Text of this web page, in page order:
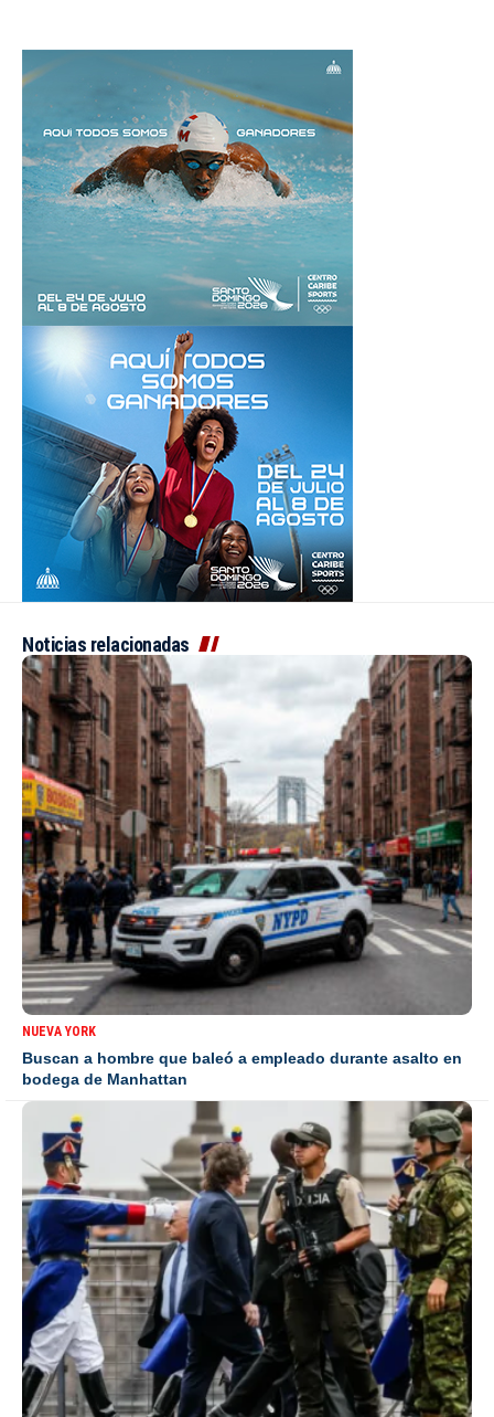
Noticias relacionadas
NUEVA YORK
Buscan a hombre que baleó a empleado durante asalto en
bodega de Manhattan